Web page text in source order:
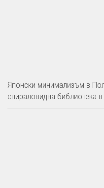
Японски минимализъм в
спираловидна библиотека